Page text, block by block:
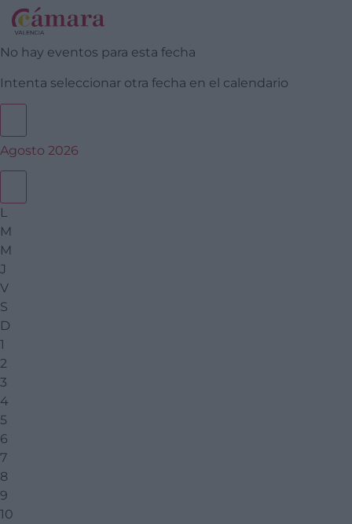
No hay eventos para esta fecha
Intenta seleccionar otra fecha en el calendario
Agosto 2026
L
M
M
J
V
S
D
1
2
3
4
5
6
7
8
9
10